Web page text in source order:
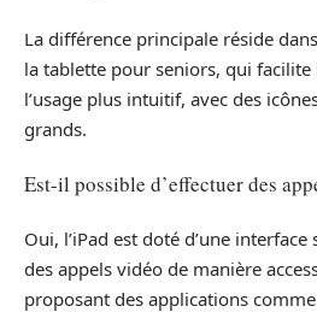
La différence principale réside
la tablette pour seniors, qui
l’usage plus intuitif, avec des
grands.
Est-il possible d’effectuer des
Oui, l’iPad est doté d’une
des appels vidéo de manière
proposant des applications